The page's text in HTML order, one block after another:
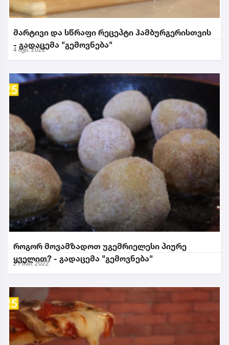
მარტივი და სწრაფი რეცეპტი ჰამბურგერისთვის
- გადაცემა "გემოვნება"
4 ივნ. 2022
როგორ მოვამზადოთ უგემრიელესი პიურე
ყველით? - გადაცემა "გემოვნება"
21 მაი. 2022